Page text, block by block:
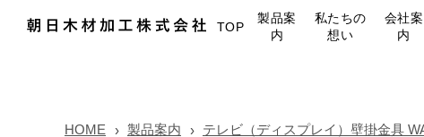
TOP
製品案
内
私たちの
想い
会社案
内
HOME 製品案内 テレビ（ディスプレイ）壁掛金具